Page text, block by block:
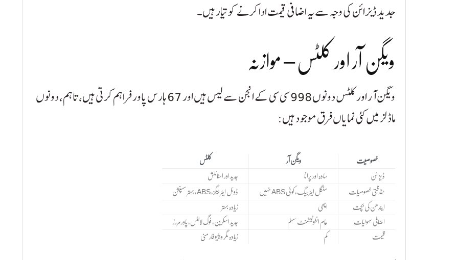
جدید ڈیزائن کی وجہ سے یہ اضافی قیمت ادا کرنے کو تیار ہیں۔
ویگن آر اور کلٹس – موازنہ
ویگن آر اور کلٹس دونوں 998 سی سی کے انجن سے لیس ہیں اور 67 ہارس پاور فراہم کرتی ہیں، تاہم، دونوں
ماڈلز میں کئی نمایاں فرق موجود ہیں:
خصوصیت ویگن آر کلٹس
ڈیزائن سادہ اور پرانا جدید اور اسٹائلش
حفاظتی خصوصیات سنگل ایئر بیگ، کوئی ABS نہیں ڈوئل ایئر بیگز، ABS، بہتر سسپنشن
ایندھن کی بچت اچھی زیادہ بہتر
اضافی سہولیات عام انفوٹینمنٹ سسٹم جدید اسکرین، فوگ لائٹس، پاور مررز
قیمت کم زیادہ مگر ویلیو فار منی